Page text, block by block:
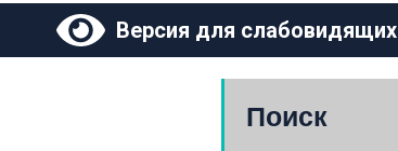
Версия для слабовидящих
Поиск